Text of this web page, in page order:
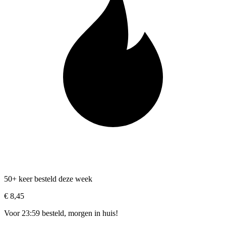
50+ keer besteld deze week
€ 8,45
Voor 23:59 besteld, morgen in huis!